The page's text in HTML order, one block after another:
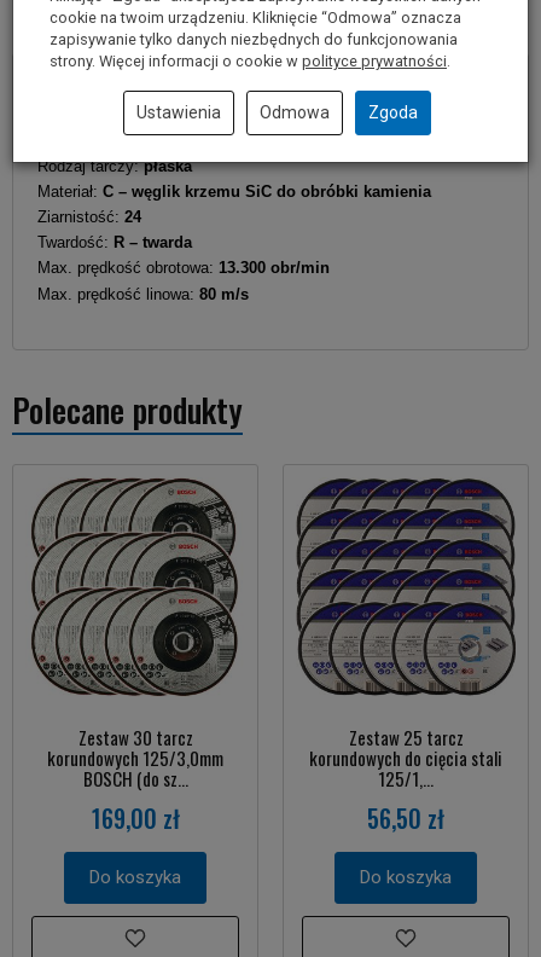
Parametry techniczne
Średnica zewnętrzna tarczy:
125 mm
Średnica wewnętrzna tarczy:
22,2 mm
Grubość tarczy:3mm
Rodzaj tarczy:płaska
Materiał: C – węglik krzemu SiC do obróbki kamienia
Ziarnistość: 24
Twardość: R – twarda
Max. prędkość obrotowa: 13.300 obr/min
Max. prędkość linowa: 80 m/s
Polecane produkty
Zestaw 30 tarcz
korundowych 125/3,0mm
BOSCH (do sz...
169,00 zł
Do koszyka
Zestaw 25 tarcz
korundowych do cięcia stali
125/1,...
56,50 zł
Do koszyka
cookie na twoim urządzeniu. Kliknięcie “Odmowa” oznacza
zapisywanie tylko danych niezbędnych do funkcjonowania
strony. Więcej informacji o cookie w polityce prywatności.
Ustawienia Odmowa Zgoda